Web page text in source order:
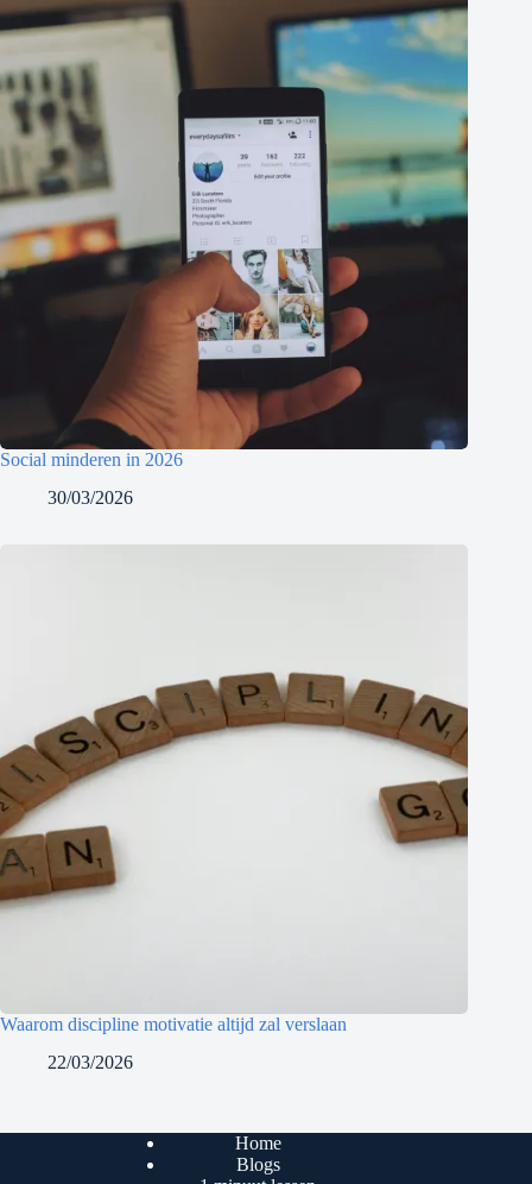
Social minderen in 2026
30/03/2026
Waarom discipline motivatie altijd zal verslaan
22/03/2026
Home
Blogs